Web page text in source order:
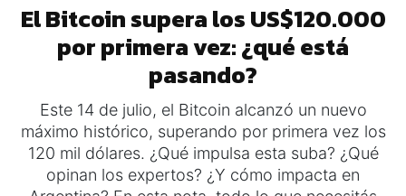
El Bitcoin supera los US$120.000
por primera vez: ¿qué está
pasando?
Este 14 de julio, el Bitcoin alcanzó un nuevo
máximo histórico, superando por primera vez los
120 mil dólares. ¿Qué impulsa esta suba? ¿Qué
opinan los expertos? ¿Y cómo impacta en